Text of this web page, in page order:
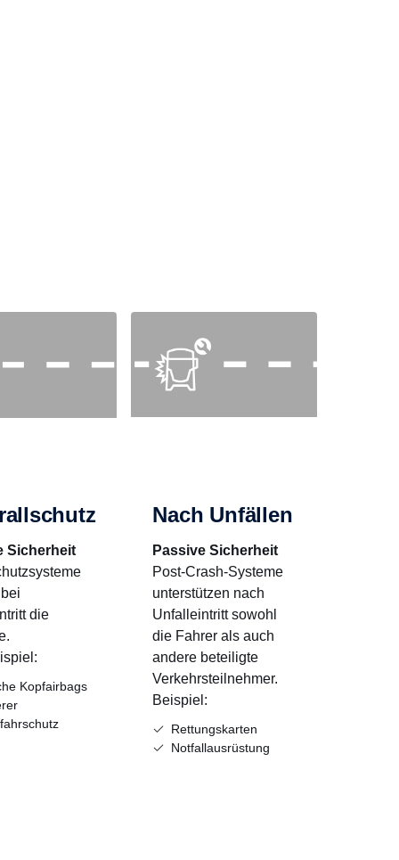
Sicherheit
die
Kopfairbags
Nach Unfällen
Passive Sicherheit
Post-Crash-Systeme
unterstützen nach
Unfalleintritt sowohl
die Fahrer als auch
andere beteiligte
Verkehrsteilnehmer.
Beispiel:
Rettungskarten
Notfallausrüstung